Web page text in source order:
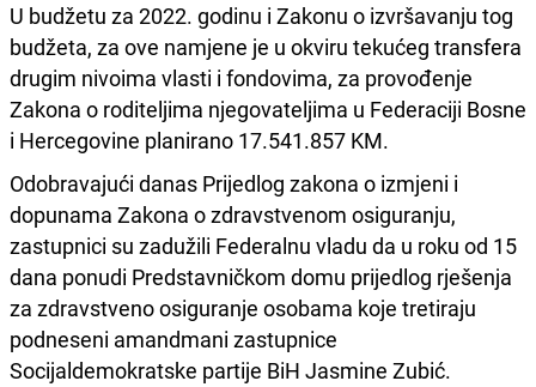
U budžetu za 2022. godinu i Zakonu o izvršavanju tog
budžeta, za ove namjene je u okviru tekućeg transfera
drugim nivoima vlasti i fondovima, za provođenje
Zakona o roditeljima njegovateljima u Federaciji Bosne
i Hercegovine planirano 17.541.857 KM.
Odobravajući danas Prijedlog zakona o izmjeni i
dopunama Zakona o zdravstvenom osiguranju,
zastupnici su zadužili Federalnu vladu da u roku od 15
dana ponudi Predstavničkom domu prijedlog rješenja
za zdravstveno osiguranje osobama koje tretiraju
podneseni amandmani zastupnice
Socijaldemokratske partije BiH Jasmine Zubić.